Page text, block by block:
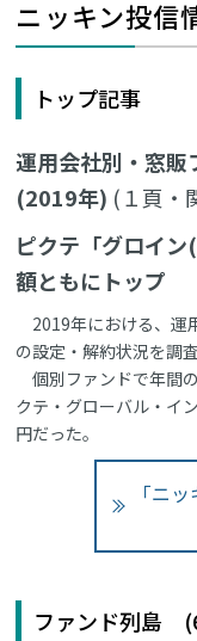
ニッキン投信
トップ記事
運用会社別・窓
(2019年) (１頁・
ピクテ「グロイ
額ともにトップ
2019年における、運
の設定・解約状況を調査
個別ファンドで年間
クテ・グローバル・イ
円だった。
「ニ
ファンド列島